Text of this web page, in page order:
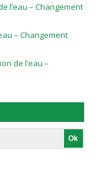
l’eau – Changement
– Changement
de l’eau –